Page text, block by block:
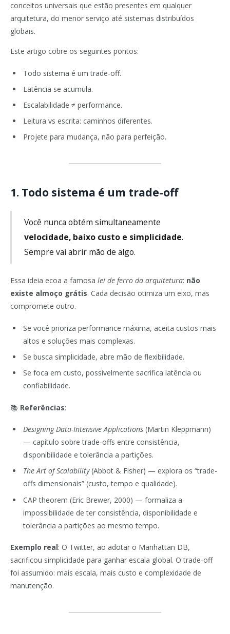
conceitos universais que estão presentes em qualquer
arquitetura, do menor serviço até sistemas distribuídos
globais.
Este artigo cobre os seguintes pontos:
Todo sistema é um trade-off.
Latência se acumula.
Escalabilidade ≠ performance.
Leitura vs escrita: caminhos diferentes.
Projete para mudança, não para perfeição.
1. Todo sistema é um trade-off
Você nunca obtém simultaneamente
velocidade, baixo custo e simplicidade.
Sempre vai abrir mão de algo.
Essa ideia ecoa a famosa lei de ferro da arquitetura: não
existe almoço grátis. Cada decisão otimiza um eixo, mas
compromete outro.
Se você prioriza performance máxima, aceita custos mais
altos e soluções mais complexas.
Se busca simplicidade, abre mão de flexibilidade.
Se foca em custo, possivelmente sacrifica latência ou
confiabilidade.
📚 Referências:
Designing Data-Intensive Applications (Martin Kleppmann)
— capítulo sobre trade-offs entre consistência,
disponibilidade e tolerância a partições.
The Art of Scalability(Abbot & Fisher) — explora os “trade-
offs dimensionais” (custo, tempo e qualidade).
CAP theorem (Eric Brewer, 2000) — formaliza a
impossibilidade de ter consistência, disponibilidade e
tolerância a partições ao mesmo tempo.
Exemplo real: O Twitter, ao adotar o Manhattan DB,
sacrificou simplicidade para ganhar escala global. O trade-off
foi assumido: mais escala, mais custo e complexidade de
manutenção.